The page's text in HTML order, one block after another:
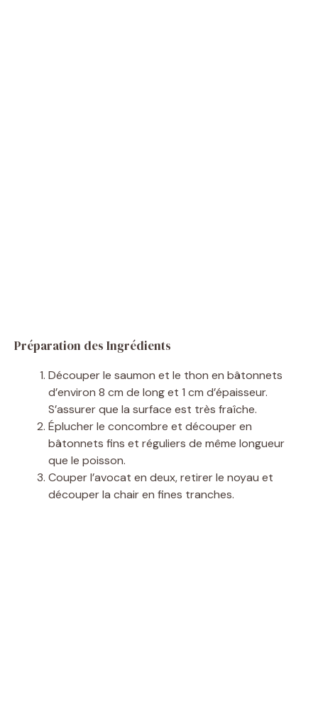
Préparation des Ingrédients
Découper le saumon et le thon en bâtonnets
d’environ 8 cm de long et 1 cm d’épaisseur.
S’assurer que la surface est très fraîche.
Éplucher le concombre et découper en
bâtonnets fins et réguliers de même longueur
que le poisson.
Couper l’avocat en deux, retirer le noyau et
découper la chair en fines tranches.